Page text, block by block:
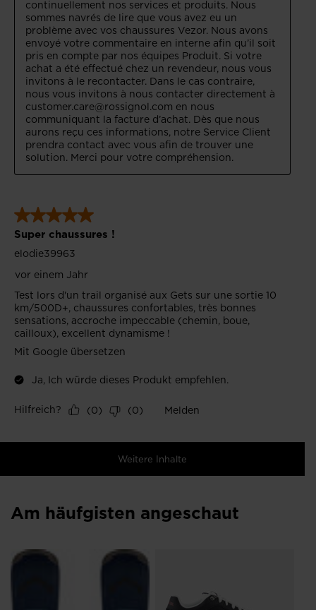
Am häufgisten angeschaut